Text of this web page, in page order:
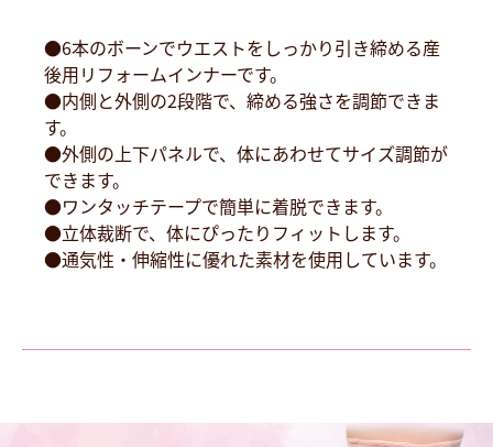
●6本のボーンでウエストをしっかり引き締める産
後用リフォームインナーです。
●内側と外側の2段階で、締める強さを調節できま
す。
●外側の上下パネルで、体にあわせてサイズ調節が
できます。
●ワンタッチテープで簡単に着脱できます。
●立体裁断で、体にぴったりフィットします。
●通気性・伸縮性に優れた素材を使用しています。